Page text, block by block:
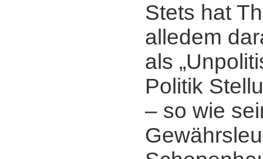
Stets hat
alledem
als
Politik
‒ so wie